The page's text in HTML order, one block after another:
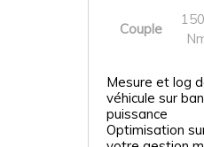
Couple
Mesure et log
véhicule sur
puissance
Optimisation